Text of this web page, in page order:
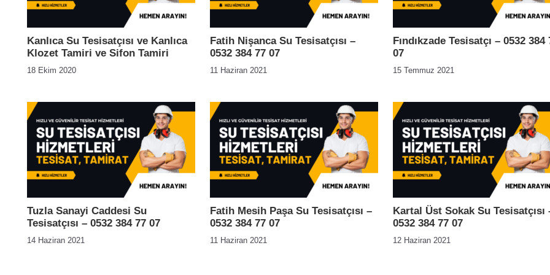
Kanlıca Su Tesisatçısı ve Kanlıca
Klozet Tamiri ve Sifon Tamiri
18 Ekim 2020
Fatih Nişanca Su Tesisatçısı –
0532 384 77 07
11 Haziran 2021
Fındıkzade Tesisatçı – 0532 384
07
15 Temmuz 2021
Tuzla Sanayi Caddesi Su
Tesisatçısı – 0532 384 77 07
14 Haziran 2021
Fatih Mesih Paşa Su Tesisatçısı –
0532 384 77 07
11 Haziran 2021
Kartal Üst Sokak Su Tesisatçısı
0532 384 77 07
12 Haziran 2021